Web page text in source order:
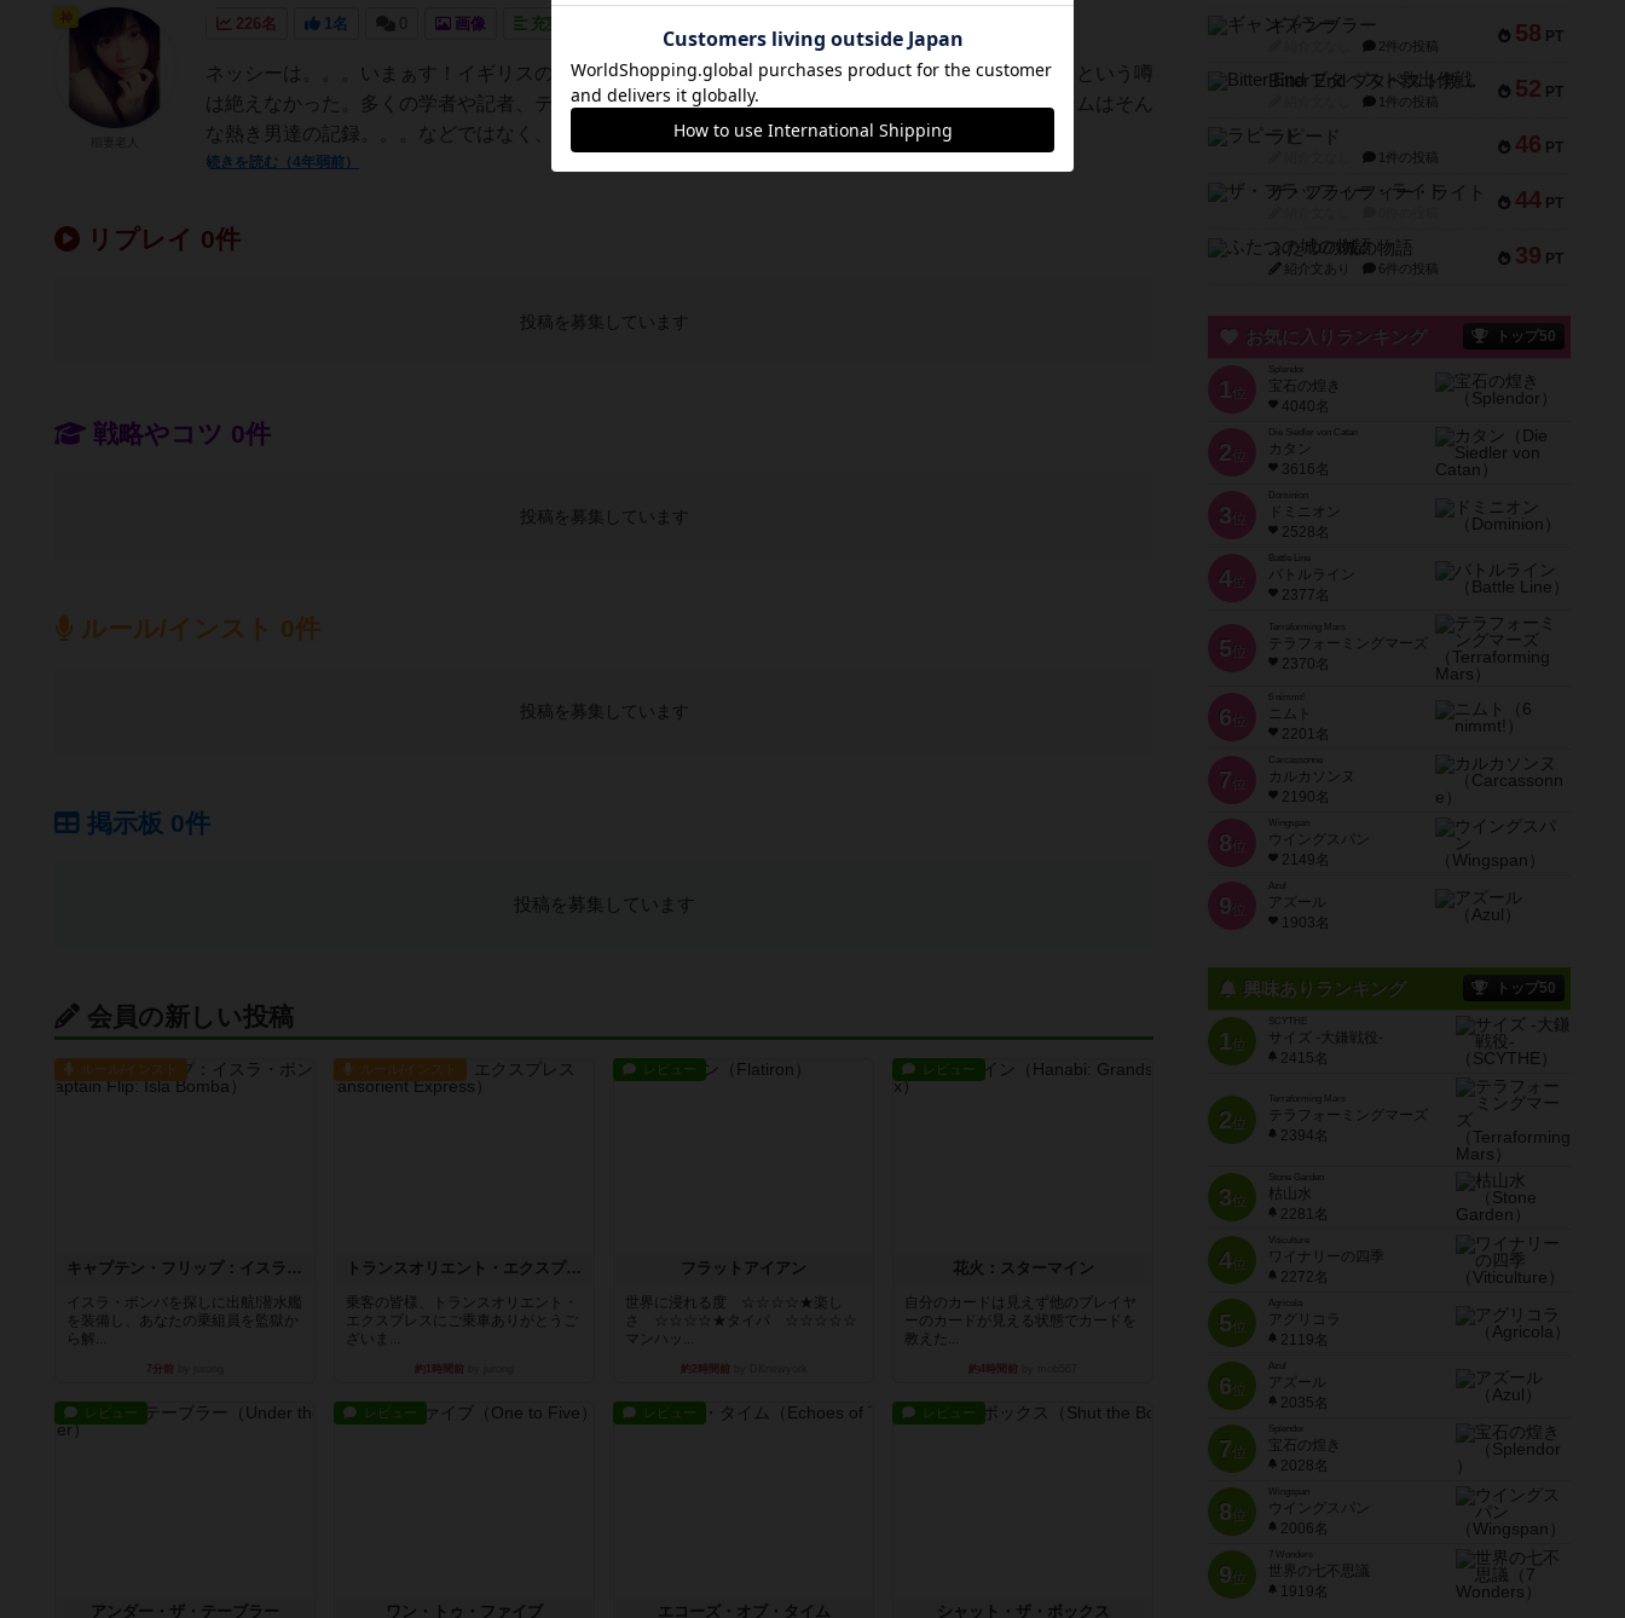
226名 1名 0 画像 充実
ネッシーは。。。いまぁす！イギリスのスコットランドにあるネス湖。この地に巨大生物が棲息するという噂
は絶えなかった。多くの学者や記者、テレビクルーなどがこぞってその真相究明に勤めた。このゲームはそん
な熱き男達の記録。。。などではなく、言葉遊び＋なぞなぞのようなゲームです。ボー...
続きを読む（4年弱前）
リプレイ 0件
投稿を募集しています
戦略やコツ 0件
投稿を募集しています
ルール/インスト 0件
投稿を募集しています
掲示板 0件
投稿を募集しています
会員の新しい投稿
ルール/インスト
キャプテン・フリップ：イスラ・ボンバ
イスラ・ボンバを探しに出航!潜水艦
を装備し、あなたの乗組員を監獄か
ら解...
7分前
ルール/インスト
トランスオリエント・エクスプレス
乗客の皆様、トランスオリエント・
エクスプレスにご乗車ありがとうご
ざいま...
約1時間前
レビュー
フラットアイアン
世界に浸れる度 ☆☆☆☆★楽し
さ ☆☆☆☆★タイパ ☆☆☆☆☆
マンハッ...
約2時間前
レビュー
花火：スターマイン
自分のカードは見えず他のプレイヤ
ーのカードが見える状態でカードを
教えた...
約4時間前
レビュー
アンダー・ザ・テーブラー
レビュー
ワン・トゥ・ファイブ
レビュー
エコーズ・オブ・タイム
レビュー
シャット・ザ・ボックス
58 PT
ギャンブラー
2件の投稿
52 PT
Bitter End ブタペスト救出作戦
1件の投稿
46 PT
ラピード
1件の投稿
44 PT
ザ・フラッフィー・ライト
39 PT
ふたつの城の物語
紹介文あり 6件の投稿
お気に入りランキング トップ50
1 位
宝石の煌き
4040名
2 位
Die Siedler von Catan
カタン
3616名
3 位
ドミニオン
2528名
4位
Battle Line
バトルライン
2377名
5 位
Terraforming Mars
テラフォーミングマーズ
2370名
6 位
ニムト
2201名
7 位
Carcassonne
カルカソンヌ
2190名
8 位
Wingspan
ウイングスパン
2149名
9 位
Azul
アズール
1903名
興味ありランキング トップ50
1位
SCYTHE
サイズ -大鎌戦役-
2415名
2位
Terraforming Mars
テラフォーミングマーズ
2394名
3位
Stone Garden
枯山水
2281名
4位
Viticulture
ワイナリーの四季
2272名
5位
Agricola
アグリコラ
2119名
6位
Azul
アズール
2035名
7位
宝石の煌き
2028名
8位
Wingspan
ウイングスパン
2006名
9位
7 Wonders
世界の七不思議
1919名